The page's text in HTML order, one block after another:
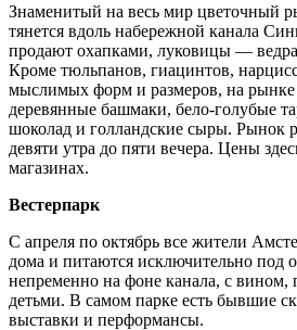
Знаменитый на весь мир цветочный
тянется вдоль набережной канала
продают охапками, луковицы —
Кроме тюльпанов, гиацинтов,
мыслимых форм и размеров, на
деревянные башмаки, бело-голубые
шоколад и голландские сыры. Рынок
девяти утра до пяти вечера. Цены
магазинах.
Вестерпарк
С апреля по октябрь все жители
дома и питаются исключительно
непременно на фоне канала, с вином,
детьми. В самом парке есть бывшие
выставки и перформансы.